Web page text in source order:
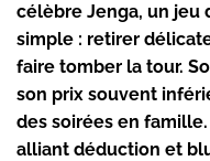
célèbre Jenga, un jeu
simple : retirer
faire tomber la tour.
son prix souvent
des soirées en famille.
alliant déduction et